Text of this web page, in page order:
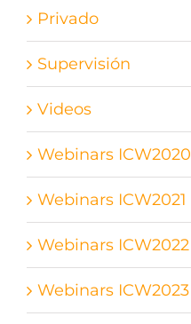
Privado
Supervisión
Videos
Webinars ICW2020
Webinars ICW2021
Webinars ICW2022
Webinars ICW2023